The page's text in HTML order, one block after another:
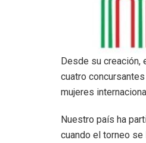
Desde su creación,
cuatro
mujeres
Nuestro país ha
cuando el torneo se